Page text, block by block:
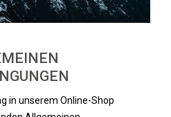
in unserem Online-Shop